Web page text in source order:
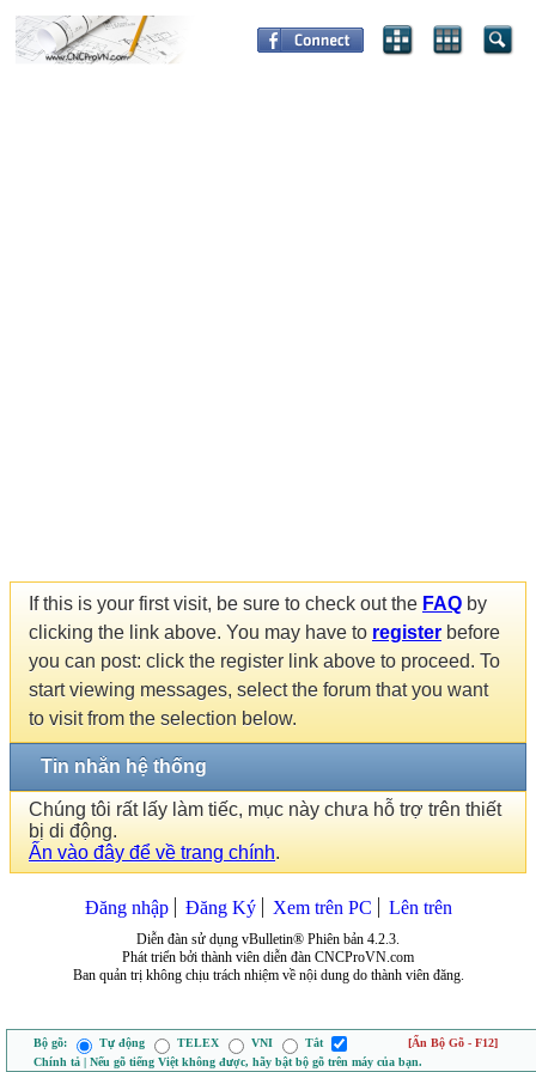
If this is your first visit, be sure to check out the FAQ by
clicking the link above. You may have to register before
you can post: click the register link above to proceed. To
start viewing messages, select the forum that you want
to visit from the selection below.
Tin nhắn hệ thống
Chúng tôi rất lấy làm tiếc, mục này chưa hỗ trợ trên thiết
bị di động.
Ấn vào đây để về trang chính.
Đăng nhập Đăng Ký Xem trên PC Lên trên
Diễn đàn sử dụng vBulletin® Phiên bản 4.2.3.
Phát triển bởi thành viên diễn đàn CNCProVN.com
Ban quản trị không chịu trách nhiệm về nội dung do thành viên đăng.
Bộ gõ: Tự động TELEX VNI Tắt
[Ẩn Bộ Gõ - F12]
Chính tả | Nếu gõ tiếng Việt không được, hãy bật bộ gõ trên máy của bạn.